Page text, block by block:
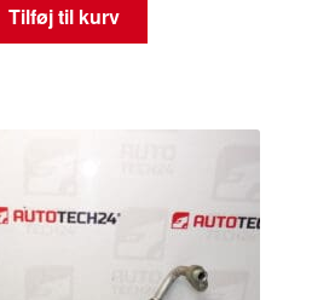
Tilføj til kurv